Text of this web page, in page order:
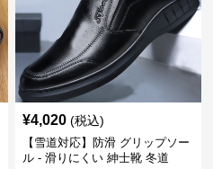
¥4,020 (税込)
【雪道対応】防滑 グリップソー
ル - 滑りにくい 紳士靴 冬道